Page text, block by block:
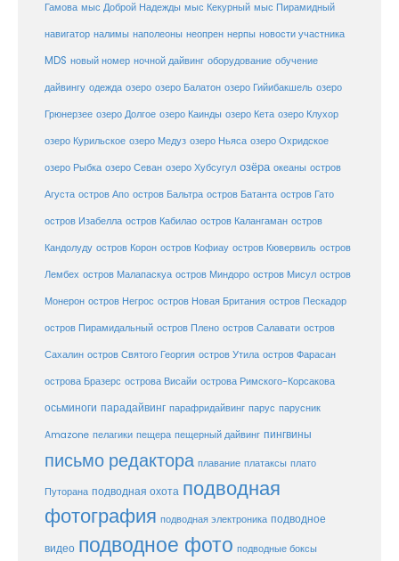
Гамова мыс Доброй Надежды мыс Кекурный мыс Пирамидный
навигатор налимы наполеоны неопрен нерпы новости участника
MDS новый номер ночной дайвинг оборудование обучение
дайвингу одежда озеро озеро Балатон озеро Гийибакшель озеро
Грюнерзее озеро Долгое озеро Каинды озеро Кета озеро Клухор
озеро Курильское озеро Медуз озеро Ньяса озеро Охридское
озеро Рыбка озеро Севан озеро Хубсугул озёра океаны остров
Агуста остров Апо остров Бальтра остров Батанта остров Гато
остров Изабелла остров Кабилао остров Калангаман остров
Кандолуду остров Корон остров Кофиау остров Кювервиль остров
Лембех остров Малапаскуа остров Миндоро остров Мисул остров
Монерон остров Негрос остров Новая Британия остров Пескадор
остров Пирамидальный остров Плено остров Салавати остров
Сахалин остров Святого Георгия остров Утила остров Фарасан
острова Бразерс острова Висайи острова Римского-Корсакова
осьминоги парадайвинг парафридайвинг парус парусник
Amazone пелагики пещера пещерный дайвинг пингвины
письмо редактора плавание платаксы плато
Путорана подводная охота подводная
фотография подводная электроника подводное
видео подводное фото подводные боксы